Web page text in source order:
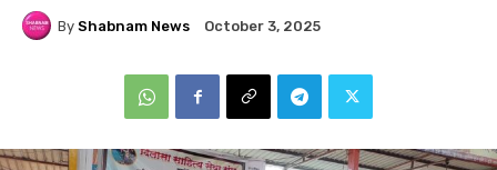
By Shabnam News October 3, 2025